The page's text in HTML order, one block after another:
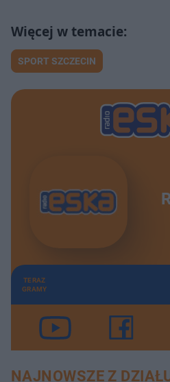
SPORT SZCZECIN
TERAZ
GRAMY
NAJNOWSZE Z